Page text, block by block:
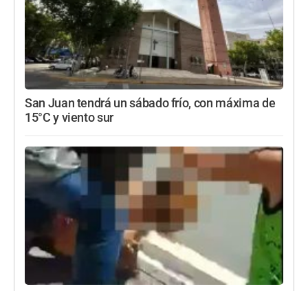
San Juan tendrá un sábado frío, con máxima de
15°C y viento sur